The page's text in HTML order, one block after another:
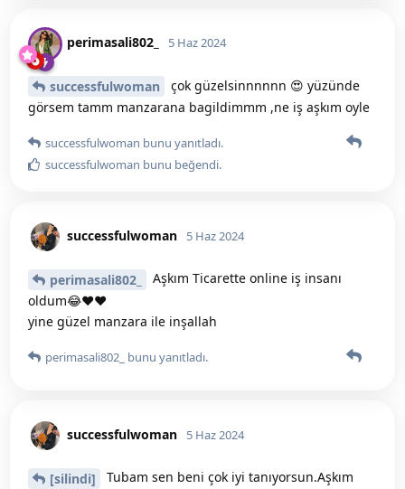
perimasali802_ 5 Haz 2024
successfulwoman
çok güzelsinnnnnn 😍 yüzünde
görsem tamm manzarana bagildimmm ,ne iş aşkım oyle
successfulwoman bunu yanıtladı.
successfulwoman bunu beğendi.
successfulwoman 5 Haz 2024
perimasali802_
Aşkım Ticarette online iş insanı
oldum😂♥️♥️
yine güzel manzara ile inşallah
perimasali802_ bunu yanıtladı.
successfulwoman 5 Haz 2024
[silindi]
Tubam sen beni çok iyi tanıyorsun.Aşkım